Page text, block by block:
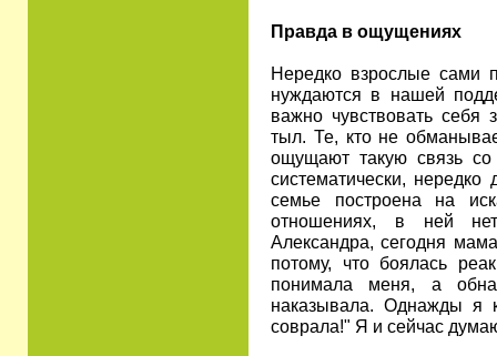
Правда в ощущениях
Нередко взрослые сами
нуждаются в нашей
важно чувствовать себя
тыл. Те, кто не
ощущают такую связь со
систематически,
семье построена на
отношениях, в ней
Александра, сегодня
потому, что боялась
понимала меня, а
наказывала. Однажды я
соврала!" Я и сейчас